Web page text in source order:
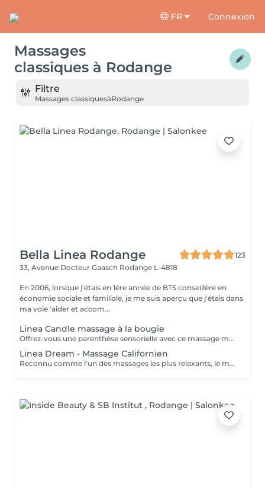
FR Connexion
Massages
classiques à Rodange
Filtre
Massages classiquesàRodange
Bella Linea Rodange
123
33, Avenue Docteur Gaasch Rodange L-4818
En 2006, lorsque j'étais en 1ère année de BTS conseillère en
économie sociale et familiale, je me suis aperçu que j'étais dans
ma voie 'aider et accom...
Linea Candle massage à la bougie
Offrez-vous une parenthèse sensorielle avec ce massage moderne et réconfortant. La bougie de massage, une fois fondue, se transforme en une huile tiède et onctueuse, appliquée délicatement sur la peau. Cette chaleur douce se combine à des manuvres enveloppantes et relaxantes, apportant une détente immédiate. Les bénéfices : Détente profonde et chaleur réconfortante Peau nourrie et satinée grâce à l'huile fondue Apaisement du corps et de l'esprit Expérience sensorielle unique et cocooning Un rituel idéal pour s'offrir un moment de douceur, parfait en période de stress ou de fatigue.
Linea Dream - Massage Californien
Reconnu comme l'un des massages les plus relaxants, le massage californien est un rituel complet qui allie douceur et efficacité. Les gestes fluides, continus et enveloppants, associés à des huiles tièdes, favorisent un lâcher-prise immédiat. Les tensions physiques se relâchent, l'esprit s'apaise et le corps retrouve équilibre et harmonie. Les bénéfices : Détente musculaire et émotionnelle Tensions débloquées en profondeur Amélioration de la circulation Sensation de bien-être global et abandon absolu Un rituel incontournable pour s'offrir un moment de relaxation profonde et retrouver sérénité et équilibre.